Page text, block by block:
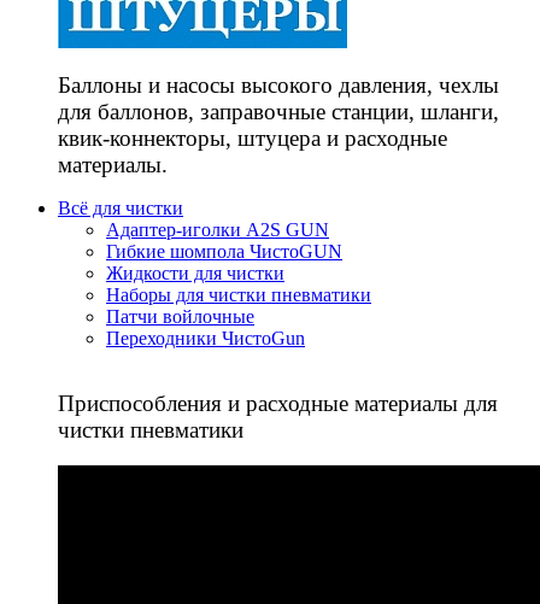
Баллоны и насосы высокого давления, чехлы
для баллонов, заправочные станции, шланги,
квик-коннекторы, штуцера и расходные
материалы.
Всё для чистки
Адаптер-иголки A2S GUN
Гибкие шомпола ЧистоGUN
Жидкости для чистки
Наборы для чистки пневматики
Патчи войлочные
Переходники ЧистоGun
Приспособления и расходные материалы для
чистки пневматики